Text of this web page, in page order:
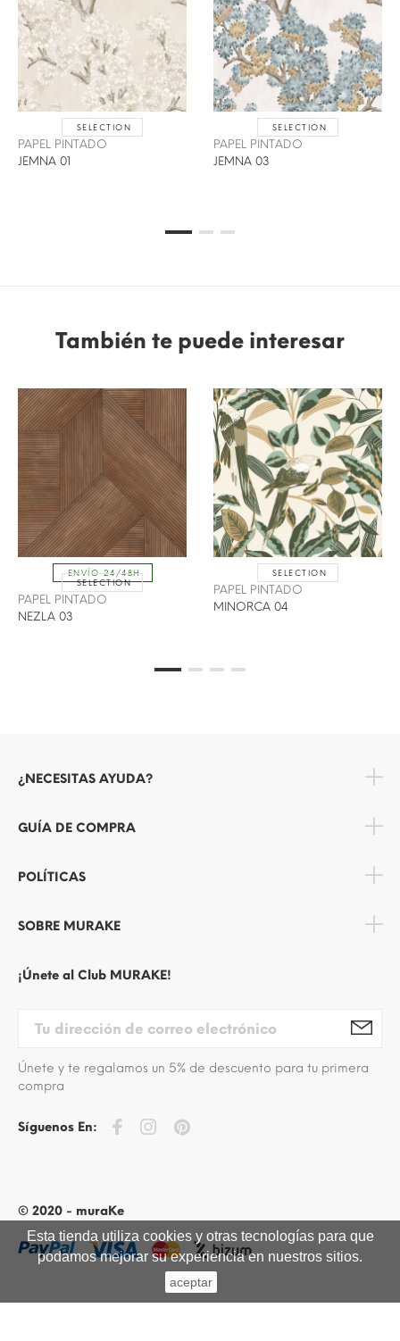
SELECTION
PAPEL PINTADO
JEMNA 01
SELECTION
PAPEL PINTADO
JEMNA 03
También te puede interesar
ENVÍO 24/48H
SELECTION
PAPEL PINTADO
NEZLA 03
SELECTION
PAPEL PINTADO
MINORCA 04
¿NECESITAS AYUDA?
GUÍA DE COMPRA
POLÍTICAS
SOBRE MURAKE
¡Únete al Club MURAKE!
Únete y te regalamos un 5% de descuento para tu primera
compra
Síguenos En:
© 2020 - muraKe
Esta tienda utiliza cookies y otras tecnologías para que
podamos mejorar su experiencia en nuestros sitios.
aceptar